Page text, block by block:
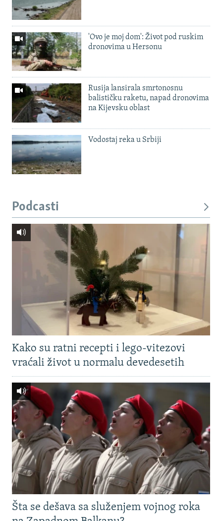
'Ovo je moj dom': Život pod ruskim
dronovima u Hersonu
Rusija lansirala smrtonosnu
balističku raketu, napad dronovima
na Kijevsku oblast
Vodostaj reka u Srbiji
Podcasti
Kako su ratni recepti i lego-vitezovi
vraćali život u normalu devedesetih
Šta se dešava sa služenjem vojnog roka